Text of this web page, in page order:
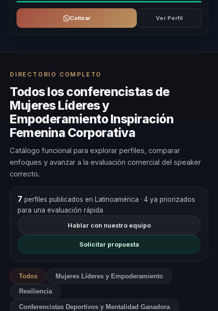
Cotizar Ver Perfil
DIRECTORIO COMPLETO
Todos los conferencistas de
Mujeres Líderes y
Empoderamiento Inspiración
Femenina Corporativa
Catálogo funcional para explorar perfiles, comparar
enfoques y avanzar a la evaluación comercial del speaker
correcto.
7 perfiles publicados en Latinoamérica · 4 ya priorizados
para una evaluación rápida
Hablar con nuestro equipo
Solicitar propuesta
Todos Mujeres Líderes y Empoderamiento
Resiliencia
Conferencistas Deportivos y Mentalidad Ganadora